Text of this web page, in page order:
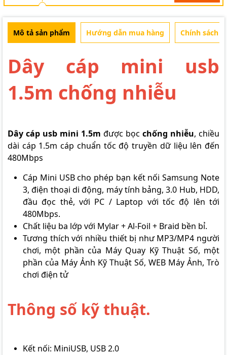
Mô tả sản phẩm Hướng dẫn mua hàng Chính sách
Dây cáp mini usb
1.5m chống nhiễu
Dây cáp usb mini 1.5m được bọc chống nhiễu, chiều
dài cáp 1.5m cáp chuẩn tốc độ truyền dữ liệu lên đến
480Mbps
Cáp Mini USB cho phép bạn kết nối Samsung Note
3, điện thoại di động, máy tính bảng, 3.0 Hub, HDD,
đầu đọc thẻ, với PC / Laptop với tốc độ lên tới
480Mbps.
Chất liệu ba lớp với Mylar + Al-Foil + Braid bền bỉ.
Tương thích với nhiều thiết bị như MP3/MP4 người
chơi, một phần của Máy Quay Kỹ Thuật Số, một
phần của Máy Ảnh Kỹ Thuật Số, WEB Máy Ảnh, Trò
chơi điện tử
Thông số kỹ thuật.
Kết nối: MiniUSB, USB 2.0